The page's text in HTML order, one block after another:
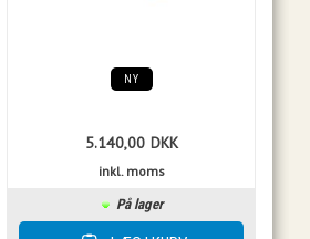
NY
5.140,00 DKK
inkl. moms
På lager